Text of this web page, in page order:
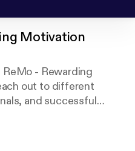
Motivation
- Rewarding
out to different
and successful
We hope by doing so,
of motivation with our